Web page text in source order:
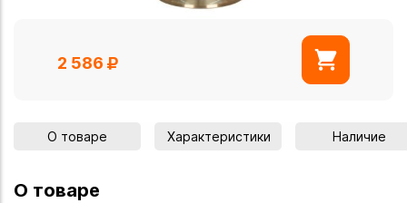
2 586
О товаре Характеристики Наличие
О товаре